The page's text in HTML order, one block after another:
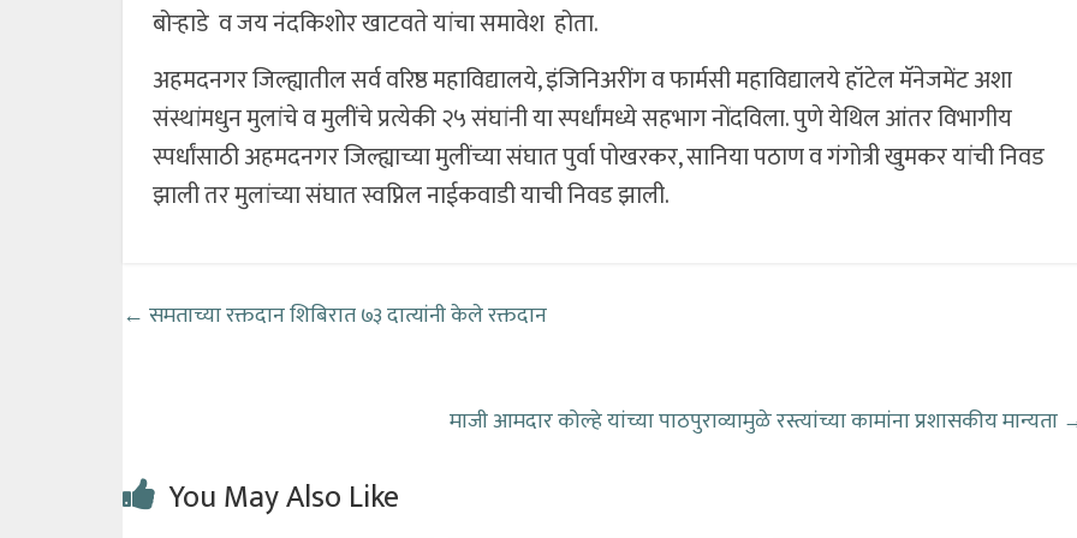
बोऱ्हाडे व जय नंदकिशोर खाटवते यांचा समावेश होता.
अहमदनगर जिल्ह्यातील सर्व वरिष्ठ महाविद्यालये, इंजिनिअरींग व फार्मसी महाविद्यालये हॉटेल मॅनेजमेंट अशा
संस्थांमधुन मुलांचे व मुलींचे प्रत्येकी २५ संघांनी या स्पर्धांमध्ये सहभाग नोंदविला. पुणे येथिल आंतर विभागीय
स्पर्धांसाठी अहमदनगर जिल्ह्याच्या मुलींच्या संघात पुर्वा पोखरकर, सानिया पठाण व गंगोत्री खुमकर यांची निवड
झाली तर मुलांच्या संघात स्वप्निल नाईकवाडी याची निवड झाली.
← समताच्या रक्तदान शिबिरात ७३ दात्यांनी केले रक्तदान
माजी आमदार कोल्हे यांच्या पाठपुराव्यामुळे रस्त्यांच्या कामांना प्रशासकीय मान्यता
You May Also Like